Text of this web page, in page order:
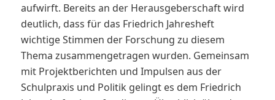
aufwirft. Bereits an der Herausgeberschaft wird
deutlich, dass für das Friedrich Jahresheft
wichtige Stimmen der Forschung zu diesem
Thema zusammengetragen wurden. Gemeinsam
mit Projektberichten und Impulsen aus der
Schulpraxis und Politik gelingt es dem Friedrich